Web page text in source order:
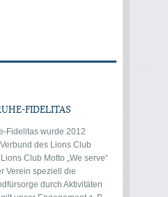
FIDELITAS
Fidelitas wurde 2012
des Lions Club
Club Motto „We serve“
Verein speziell die
durch Aktivitäten